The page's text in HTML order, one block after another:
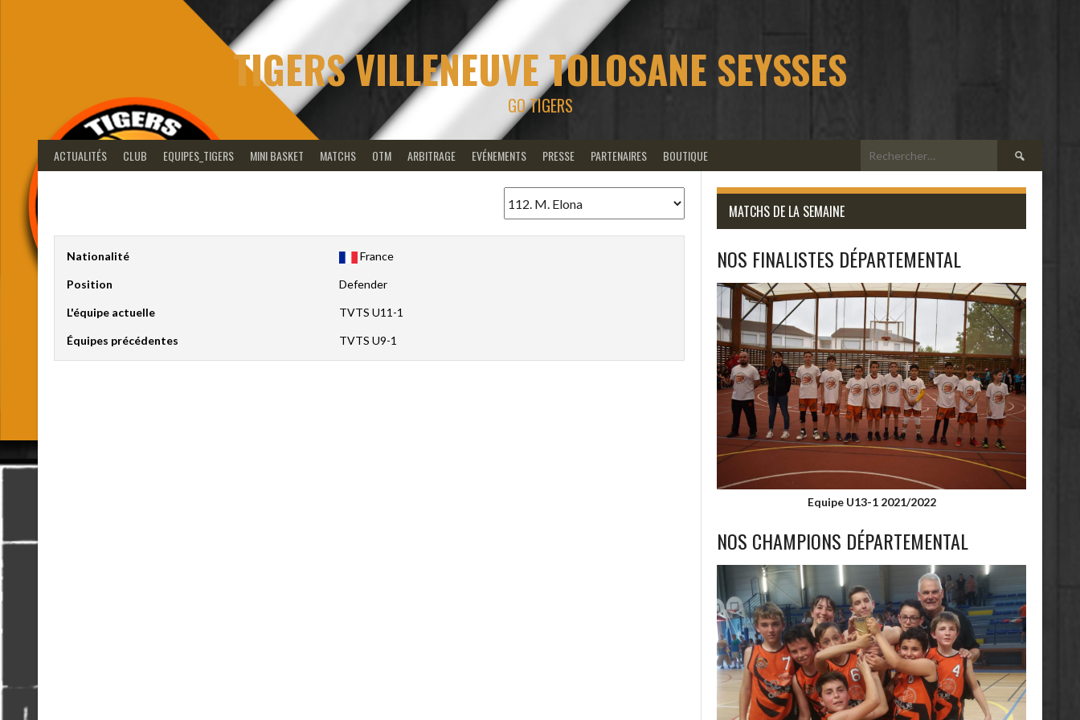
TIGERS VILLENEUVE TOLOSANE SEYSSES
GO TIGERS
ACTUALITÉS CLUB EQUIPES_TIGERS MINI BASKET MATCHS OTM ARBITRAGE EVÉNEMENTS PRESSE PARTENAIRES BOUTIQUE Rechercher :
Nationalité France
Position Defender
L'équipe actuelle TVTS U11-1
Équipes précédentes TVTS U9-1
MATCHS DE LA SEMAINE
NOS FINALISTES DÉPARTEMENTAL
Equipe U13-1 2021/2022
NOS CHAMPIONS DÉPARTEMENTAL